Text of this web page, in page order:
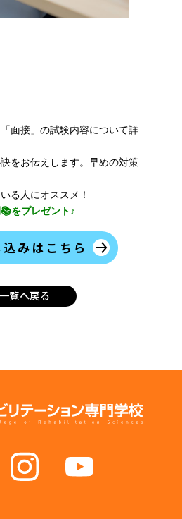
面接」の試験内容について詳
をお伝えします。早めの対策
る人にオススメ！
をプレゼント♪
みはこちら
一覧へ戻る